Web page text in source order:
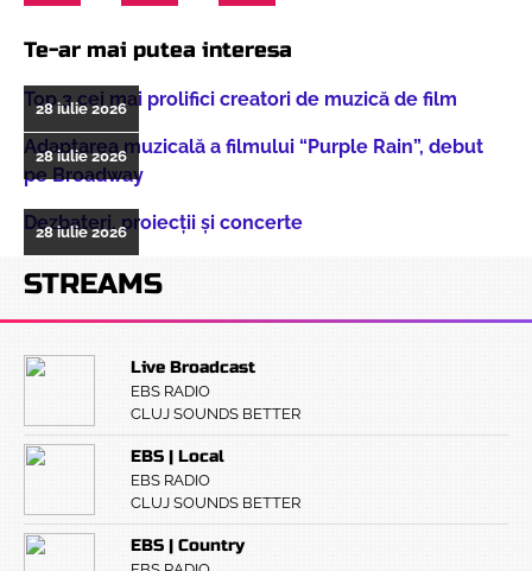
Te-ar mai putea interesa
Top 3 cei mai prolifici creatori de muzică de film
28 iulie 2026
Adaptarea muzicală a filmului “Purple Rain”, debut
pe Broadway
28 iulie 2026
Dezbateri, proiecţii şi concerte
28 iulie 2026
STREAMS
Live Broadcast
EBS RADIO
CLUJ SOUNDS BETTER
EBS | Local
EBS RADIO
CLUJ SOUNDS BETTER
EBS | Country